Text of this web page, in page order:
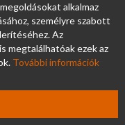
olyan
hogy
– Isten volt
ki
alkalmaz
személyre szabott
Az
megtalálhatóak ezek az
További információk